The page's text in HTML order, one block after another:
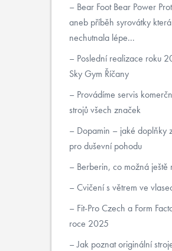
Bear Foot Bear Power
aneb příběh syrovátky
nechutnala lépe...
Poslední realizace roku
Sky Gym Říčany
Provádíme servis
strojů všech značek
Dopamin – jaké doplňky
pro duševní pohodu
Berberin, co možná ještě
Cvičení s větrem ve
Fit-Pro Czech a Form
roce 2025
Jak poznat originální